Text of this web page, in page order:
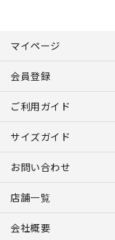
マイページ
会員登録
ご利用ガイド
サイズガイド
お問い合わせ
店舗一覧
会社概要